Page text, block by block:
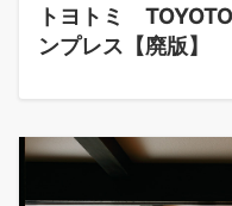
トヨトミ
ンプレス【廃版】